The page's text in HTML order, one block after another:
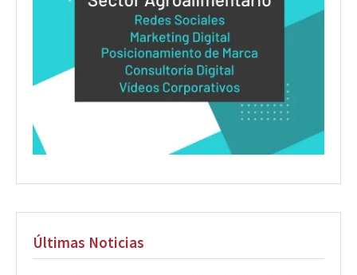
Últimas Noticias